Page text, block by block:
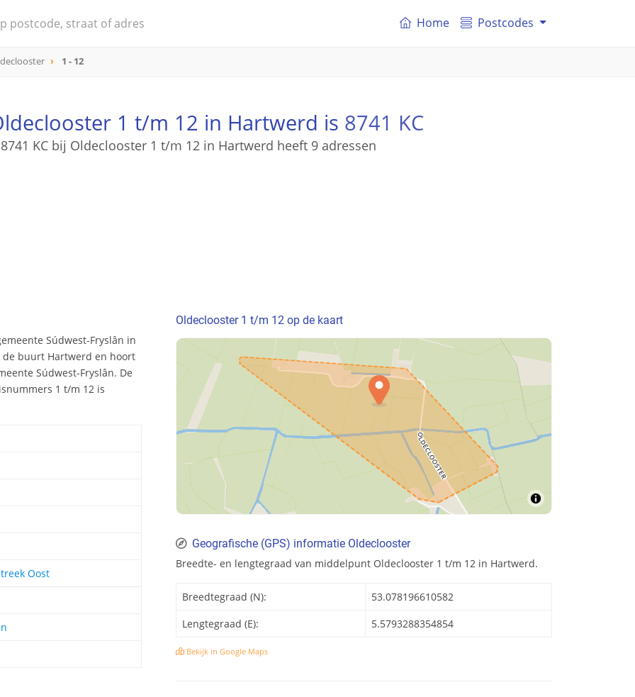
Home Postcodes
1 - 12
1 t/m 12 in Hartwerd is 8741 KC
KC bij Oldeclooster 1 t/m 12 in Hartwerd heeft 9 adressen
Súdwest-Fryslân in
de buurt Hartwerd en hoort
Súdwest-Fryslân. De
1 t/m 12 is
Oost
Oldeclooster 1 t/m 12 op de kaart
Geografische (GPS) informatie Oldeclooster
Breedte- en lengtegraad van middelpunt Oldeclooster 1 t/m 12 in Hartwerd.
Breedtegraad (N):
53.078196610582
Lengtegraad (E):
5.5793288354854
Bekijk in Google Maps